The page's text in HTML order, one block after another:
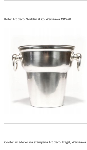
Koler Art deco Norblin & Co Warszawa 1915-20
Cooler, wiaderko na szampana Art deco, Fraget, Warszawa